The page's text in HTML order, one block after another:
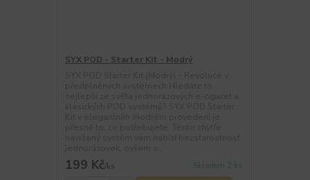
SYX POD - Starter Kit - Modrý
199 Kč/ks Skladem 2 ks